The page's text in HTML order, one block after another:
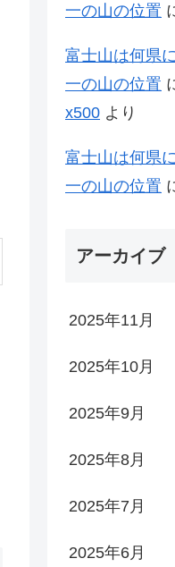
一の山の位置
富士山は何県
一の山の位置
x500 より
富士山は何県
一の山の位置
アーカイブ
2025年11月
2025年10月
2025年9月
2025年8月
2025年7月
2025年6月